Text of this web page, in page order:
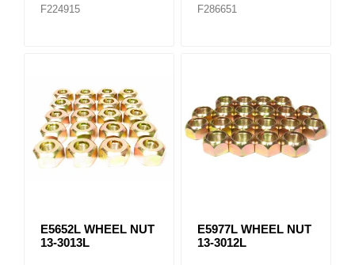
F224915 F286651
E5652L WHEEL NUT
13-3013L
E5977L WHEEL NUT
13-3012L